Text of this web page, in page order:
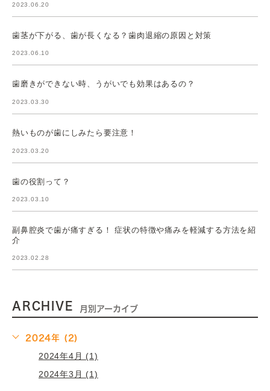
2023.06.20
歯茎が下がる、歯が長くなる？歯肉退縮の原因と対策
2023.06.10
歯磨きができない時、うがいでも効果はあるの？
2023.03.30
熱いものが歯にしみたら要注意！
2023.03.20
歯の役割って？
2023.03.10
副鼻腔炎で歯が痛すぎる！ 症状の特徴や痛みを軽減する方法を紹
介
2023.02.28
ARCHIVE 月別アーカイブ
2024年 (2)
2024年4月 (1)
2024年3月 (1)